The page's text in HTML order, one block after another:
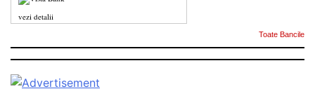
vezi detalii
Toate Bancile